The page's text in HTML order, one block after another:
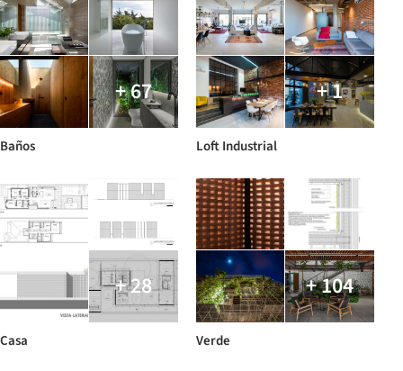
+ 67
Baños
+ 1
Loft Industrial
+ 28
Casa
+ 104
Verde